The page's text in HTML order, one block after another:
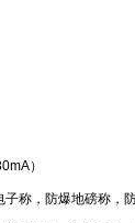
）
称，防爆地磅称，